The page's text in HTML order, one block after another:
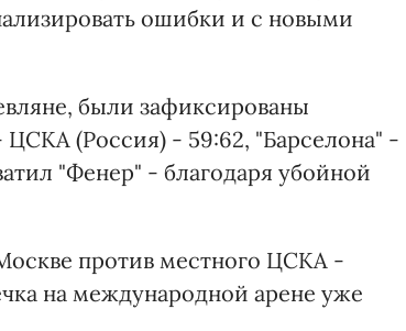
ошибки и с новыми
были зафиксированы
(Россия) - 59:62, "Барселона" -
"Фенер" - благодаря убойной
против местного ЦСКА -
на международной арене уже